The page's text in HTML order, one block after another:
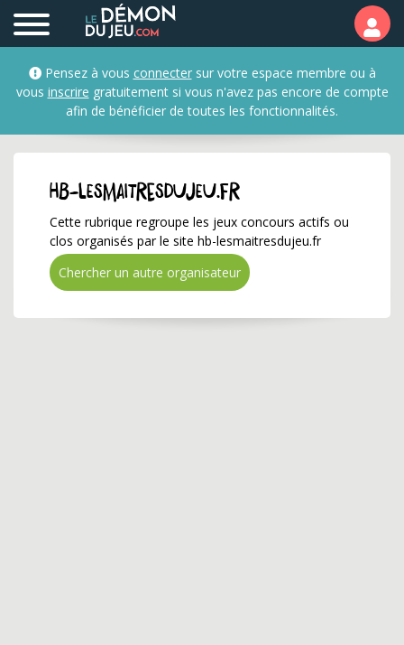
hb-lesmaitresdujeu.fr
Pensez à vous connectersur votre espace membre ou à
vous inscrire gratuitement si vous n'avez pas encore de compte
afin de bénéficier de toutes les fonctionnalités.
hb-lesmaitresdujeu.fr
Cette rubrique regroupe les jeux concours actifs ou
clos organisés par le site hb-lesmaitresdujeu.fr
Chercher un autre organisateur